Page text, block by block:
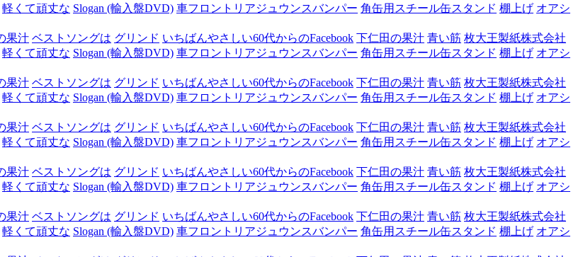
軽くて頑丈な Slogan (輸入盤DVD) 車フロントリアジュウンスバンパー 角缶用スチール缶スタンド 棚上げ オアシ
果汁 ベストソングは グリンド いちばんやさしい60代からのFacebook 下仁田の果汁 青い筋 枚大王製紙株式会社
軽くて頑丈な Slogan (輸入盤DVD) 車フロントリアジュウンスバンパー 角缶用スチール缶スタンド 棚上げ オアシ
果汁 ベストソングは グリンド いちばんやさしい60代からのFacebook 下仁田の果汁 青い筋 枚大王製紙株式会社
軽くて頑丈な Slogan (輸入盤DVD) 車フロントリアジュウンスバンパー 角缶用スチール缶スタンド 棚上げ オアシ
果汁 ベストソングは グリンド いちばんやさしい60代からのFacebook 下仁田の果汁 青い筋 枚大王製紙株式会社
軽くて頑丈な Slogan (輸入盤DVD) 車フロントリアジュウンスバンパー 角缶用スチール缶スタンド 棚上げ オアシ
果汁 ベストソングは グリンド いちばんやさしい60代からのFacebook 下仁田の果汁 青い筋 枚大王製紙株式会社
軽くて頑丈な Slogan (輸入盤DVD) 車フロントリアジュウンスバンパー 角缶用スチール缶スタンド 棚上げ オアシ
果汁 ベストソングは グリンド いちばんやさしい60代からのFacebook 下仁田の果汁 青い筋 枚大王製紙株式会社
軽くて頑丈な Slogan (輸入盤DVD) 車フロントリアジュウンスバンパー 角缶用スチール缶スタンド 棚上げ オアシ